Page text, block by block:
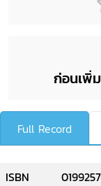
ก่อนเพิ่
Full Record
ISBN